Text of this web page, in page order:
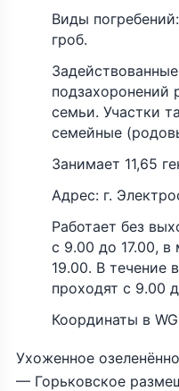
Виды
гроб.
подзахоронений
семьи. Участки
семейные
Занимает 11,65
Адрес: г.
Работает без
с 9.00 до 17.00,
19.00. В течение
проходят с 9.00
Координаты в
Ухоженное
— Горьковское